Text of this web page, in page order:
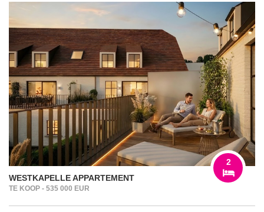
WESTKAPELLE APPARTEMENT
TE KOOP - 535 000 EUR
2